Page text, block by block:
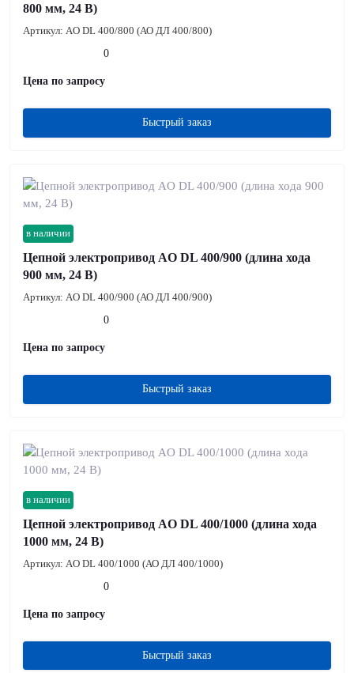
800 мм, 24 В)
Артикул: AO DL 400/800 (АО ДЛ 400/800)
0
Цена по запросу
Быстрый заказ
в наличии
Цепной электропривод AO DL 400/900 (длина хода
900 мм, 24 В)
Артикул: AO DL 400/900 (АО ДЛ 400/900)
0
Цена по запросу
Быстрый заказ
в наличии
Цепной электропривод AO DL 400/1000 (длина хода
1000 мм, 24 В)
Артикул: AO DL 400/1000 (АО ДЛ 400/1000)
0
Цена по запросу
Быстрый заказ